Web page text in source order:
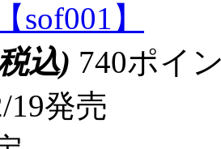
sof001】
込) 740ポイ
19発売